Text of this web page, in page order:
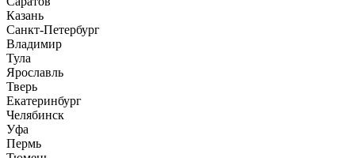
Казань
Санкт-Петербург
Владимир
Тула
Ярославль
Тверь
Екатеринбург
Челябинск
Уфа
Пермь